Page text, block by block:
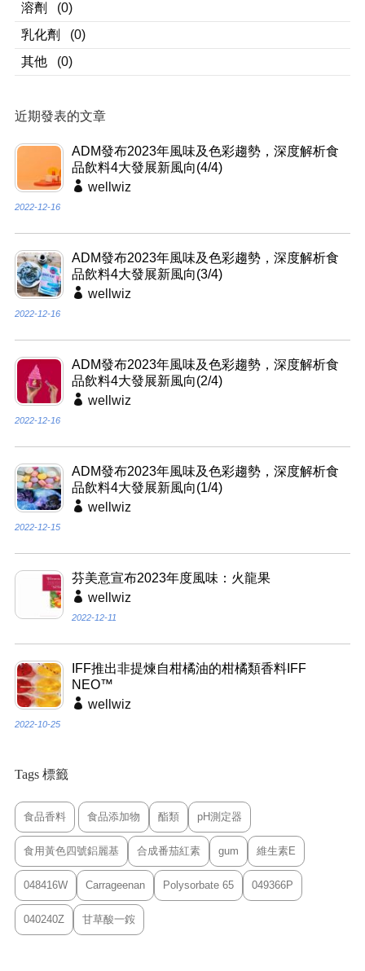
溶劑
(0)
乳化劑
(0)
其他
(0)
近期發表的文章
ADM發布2023年風味及色彩趨勢，深度解析食
品飲料4大發展新風向(4/4)
wellwiz
2022-12-16
ADM發布2023年風味及色彩趨勢，深度解析食
品飲料4大發展新風向(3/4)
wellwiz
2022-12-16
ADM發布2023年風味及色彩趨勢，深度解析食
品飲料4大發展新風向(2/4)
wellwiz
2022-12-16
ADM發布2023年風味及色彩趨勢，深度解析食
品飲料4大發展新風向(1/4)
wellwiz
2022-12-15
芬美意宣布2023年度風味：火龍果
wellwiz
2022-12-11
IFF推出非提煉自柑橘油的柑橘類香料IFF
NEO™
wellwiz
2022-10-25
Tags 標籤
食品香料 食品添加物 酯類 pH測定器
食用黃色四號鋁麗基 合成番茄紅素 gum 維生素E
048416W Carrageenan Polysorbate 65 049366P
040240Z 甘草酸一銨